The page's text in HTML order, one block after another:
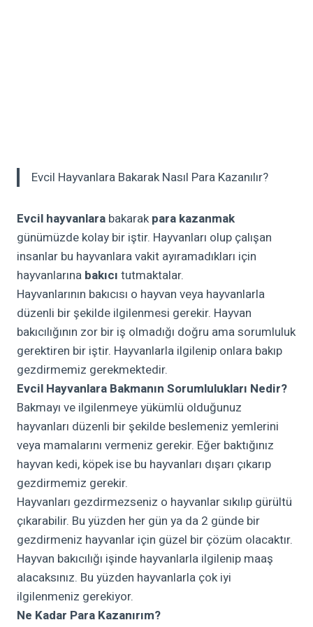
Evcil Hayvanlara Bakarak Nasıl Para Kazanılır?
Evcil hayvanlara bakarakpara kazanmak
günümüzde kolay bir iştir. Hayvanları olup çalışan
insanlar bu hayvanlara vakit ayıramadıkları için
hayvanlarına bakıcı tutmaktalar.
Hayvanlarının bakıcısı o hayvan veya hayvanlarla
düzenli bir şekilde ilgilenmesi gerekir. Hayvan
bakıcılığının zor bir iş olmadığı doğru ama sorumluluk
gerektiren bir iştir. Hayvanlarla ilgilenip onlara bakıp
gezdirmemiz gerekmektedir.
Evcil Hayvanlara Bakmanın Sorumlulukları Nedir?
Bakmayı ve ilgilenmeye yükümlü olduğunuz
hayvanları düzenli bir şekilde beslemeniz yemlerini
veya mamalarını vermeniz gerekir. Eğer baktığınız
hayvan kedi, köpek ise bu hayvanları dışarı çıkarıp
gezdirmemiz gerekir.
Hayvanları gezdirmezseniz o hayvanlar sıkılıp gürültü
çıkarabilir. Bu yüzden her gün ya da 2 günde bir
gezdirmeniz hayvanlar için güzel bir çözüm olacaktır.
Hayvan bakıcılığı işinde hayvanlarla ilgilenip maaş
alacaksınız. Bu yüzden hayvanlarla çok iyi
ilgilenmeniz gerekiyor.
Ne Kadar Para Kazanırım?